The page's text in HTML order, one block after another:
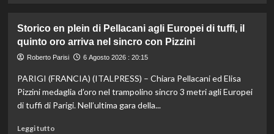
Darderi
agli
ottavi
Masters
1000
di
Storico en plein di Pellacani agli Europei di tuffi, il
quinto oro arriva nel sincro con Pizzini
Roberto Parisi 6 Agosto 2026 : 20:15
PARIGI (FRANCIA) (ITALPRESS) – Chiara Pellacani ed Elisa
Pizzini medaglia d’oro nel trampolino sincro 3 metri agli Europei
di tuffi di Parigi. Nell’ultima gara della...
Leggi tuttoLeggi